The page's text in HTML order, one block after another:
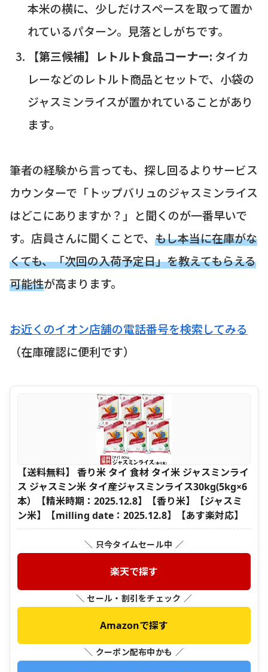
本米の横に、少しだけスペースを取って置か
れているパターン。見落としがちです。
【第三候補】レトルト食品コーナー: タイカ
レーなどのレトルト商品とセットで、小袋の
ジャスミンライスが置かれていることがあり
ます。
筆者の経験から言っても、探し回るよりサービス
カウンターで「トップバリュのジャスミンライス
はどこにありますか？」と聞くのが一番早いで
す。店員さんに聞くことで、 もし本当に在庫がな
くても、「次回の入荷予定日」を教えてもらえる
可能性が高まります。
お近くのイオン店舗の電話番号を検索してみる
（在庫確認に便利です）
【送料無料】 香り米 タイ 食材 タイ米 ジャスミンライ
ス ジャスミン米 タイ産ジャスミンライス30kg(5kg×6
本）【精米時期：2025.12.8】【香り米】【ジャスミ
ン米】【milling date：2025.12.8】【あす楽対応】
＼ 只今タイムセール中 ／
楽天で探す
＼ セール・割引をチェック ／
Amazonで探す
＼ クーポン配布中かも ／